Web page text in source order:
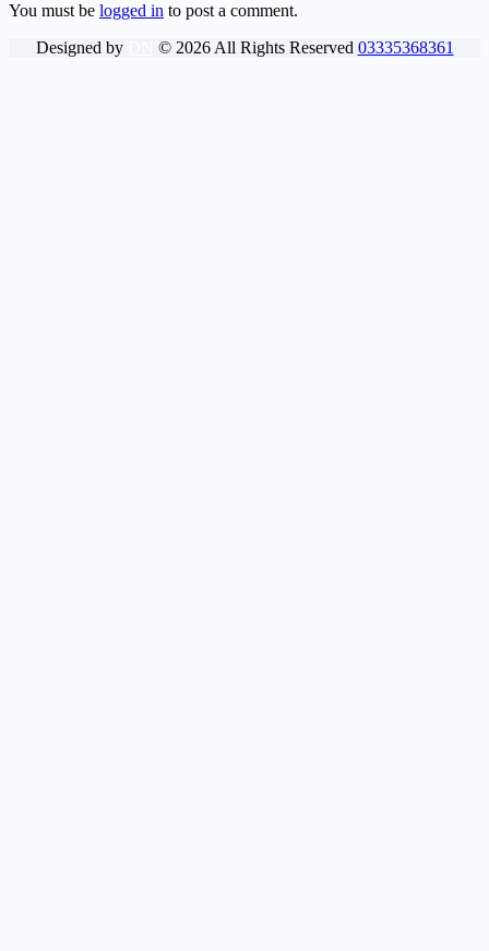
You must be logged in to post a comment.
Designed by
© 2026All Rights Reserved 03335368361